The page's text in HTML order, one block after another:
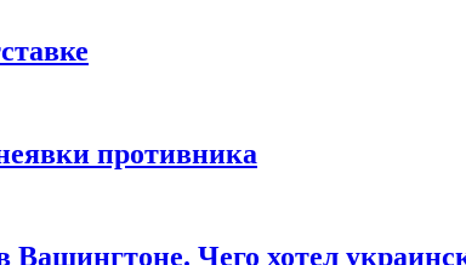
противника
Вашингтоне. Чего хотел